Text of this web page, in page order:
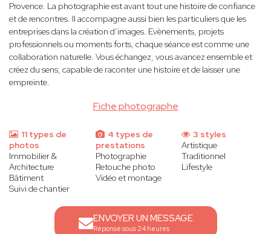
Fiche photographe
Provence. La photographie est avant tout une histoire de confiance
et de rencontres. Il accompagne aussi bien les particuliers que les
entreprises dans la création d’images. Evènements, projets
professionnels ou moments forts, chaque séance est comme une
collaboration naturelle. Vous échangez, vous avancez ensemble et
créez du sens, capable de raconter une histoire et de laisser une
empreinte.
11 types de
photos
Immobilier &
Architecture
Bâtiment
Suivi de chantier
4 types de
prestations
Photographie
Retouche photo
Vidéo et montage
3 styles
Artistique
Traditionnel
Lifestyle
ENVOYER UN MESSAGE
Réponse sous 24 heures